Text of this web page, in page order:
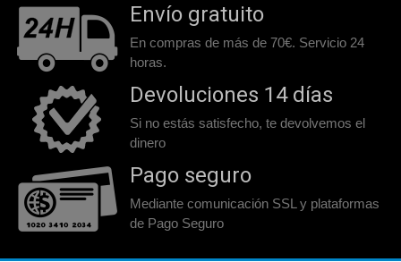
Envío gratuito
En compras de más de 70€. Servicio 24
horas.
Devoluciones 14 días
Si no estás satisfecho, te devolvemos el
dinero
Pago seguro
Mediante comunicación SSL y plataformas
de Pago Seguro